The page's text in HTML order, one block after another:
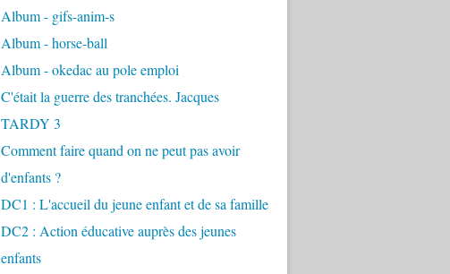
Album - gifs-anim-s
Album - horse-ball
Album - okedac au pole emploi
C'était la guerre des tranchées. Jacques
TARDY 3
Comment faire quand on ne peut pas avoir
d'enfants ?
DC1 : L'accueil du jeune enfant et de sa famille
DC2 : Action éducative auprès des jeunes
enfants